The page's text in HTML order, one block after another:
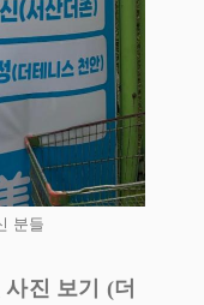
분들
진 보기 (더